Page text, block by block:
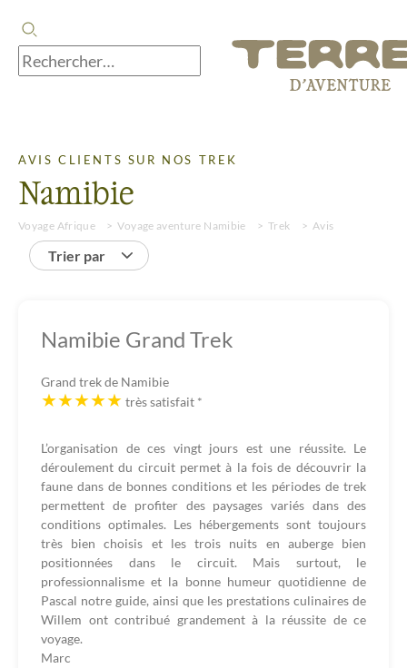
AVIS CLIENTS SUR NOS TREK
Namibie
Voyage Afrique Voyage aventure Namibie Trek Avis
Trier par
Namibie Grand Trek
Grand trek de Namibie
très satisfait *
L’organisation de ces vingt jours est une réussite. Le
déroulement du circuit permet à la fois de découvrir la
faune dans de bonnes conditions et les périodes de trek
permettent de profiter des paysages variés dans des
conditions optimales. Les hébergements sont toujours
très bien choisis et les trois nuits en auberge bien
positionnées dans le circuit. Mais surtout, le
professionnalisme et la bonne humeur quotidienne de
Pascal notre guide, ainsi que les prestations culinaires de
Willem ont contribué grandement à la réussite de ce
voyage.
Marc